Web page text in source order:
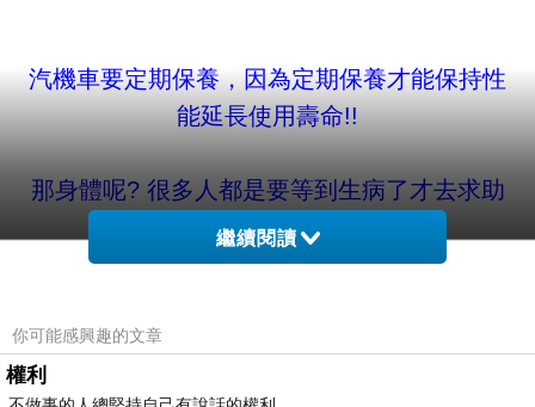
汽機車要定期保養，因為定期保養才能保持性
能延長使用壽命!!
那身體呢? 很多人都是要等到生病了才去求助
醫生的幫忙!
繼續閱讀
你可能感興趣的文章
權利